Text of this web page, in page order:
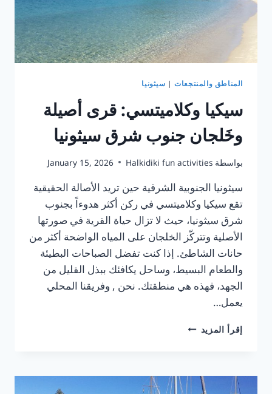
المناطق والمنتجعات| سيثونيا
سيكيا وكلاميتسي: قرى أصيلة
وخَلجان جنوب شرق سيثونيا
بواسطة Halkidiki fun activities
January 15, 2026
سيثونيا الجنوبية الشرقية حين تريد الأصالة الحقيقية
تقع سيكيا وكلاميتسي في ركن أكثر هدوءاً بجنوب
شرق سيثونيا، حيث لا تزال حياة القرية في صورتها
الأصلية وتتركّز الخلجان على المياه الواضحة أكثر من
حانات الشاطئ. إذا كنت تفضل الصباحات البطيئة
والطعام البسيط، وساحل يكافئك ببذل القليل من
الجهد، فهذه هي منطقتك. نحن , وفريقنا المحلي
يعمل…
إقرأ المزيد سيكيا
وخَلجان
جنوب